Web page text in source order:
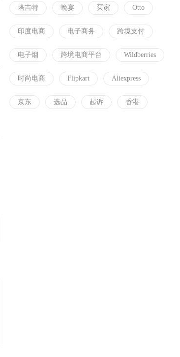
塔吉特 晚宴 买家 Otto
印度电商 电子商务 跨境支付
电子烟 跨境电商平台 Wildberries
时尚电商 Flipkart Aliexpress
京东 选品 起诉 香港